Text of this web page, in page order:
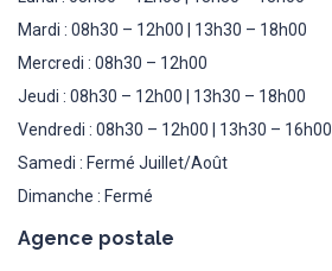
Mardi : 08h30 – 12h00 | 13h30 – 18h00
Mercredi : 08h30 – 12h00
Jeudi : 08h30 – 12h00 | 13h30 – 18h00
Vendredi : 08h30 – 12h00 | 13h30 – 16h00
Samedi : Fermé Juillet/Août
Dimanche : Fermé
Agence postale